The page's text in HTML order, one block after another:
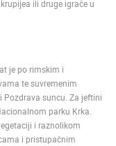
ili druge igrače u
je po rimskim i
te suvremenim
suncu. Za jeftini
parku Krka.
i raznolikom
i pristupačnim